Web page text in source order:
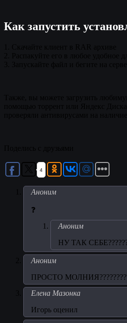
Как запустить
4
Аноним
❓
Аноним
НУ ТАК
Аноним
ПРОСТО
Елена Мазонка
Игорь оценил